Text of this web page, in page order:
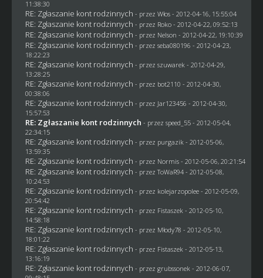
11:38:30
RE: Zgłaszanie kont rodzinnych - przez Włos- 2012-04-16, 15:55:04
RE: Zgłaszanie kont rodzinnych - przez Roko- 2012-04-22, 09:52:13
RE: Zgłaszanie kont rodzinnych - przez Nelson - 2012-04-22, 19:10:39
RE: Zgłaszanie kont rodzinnych - przez seba080196 - 2012-04-23,
18:22:23
RE: Zgłaszanie kont rodzinnych - przez szuwarek- 2012-04-29,
13:28:25
RE: Zgłaszanie kont rodzinnych - przez bot2110 - 2012-04-30,
00:38:06
RE: Zgłaszanie kont rodzinnych - przez Jar123456 - 2012-04-30,
15:57:53
RE: Zgłaszanie kont rodzinnych - przez speed_55 - 2012-05-04,
22:34:15
RE: Zgłaszanie kont rodzinnych - przez purgazik- 2012-05-06,
13:59:35
RE: Zgłaszanie kont rodzinnych - przez Normis- 2012-05-06, 20:21:54
RE: Zgłaszanie kont rodzinnych - przezToWaR94- 2012-05-08,
10:24:53
RE: Zgłaszanie kont rodzinnych - przez kolejarzopolee- 2012-05-09,
20:54:42
RE: Zgłaszanie kont rodzinnych - przez Fistaszek- 2012-05-10,
14:58:18
RE: Zgłaszanie kont rodzinnych - przez Młody78 - 2012-05-10,
18:01:22
RE: Zgłaszanie kont rodzinnych - przez Fistaszek- 2012-05-13,
13:16:19
RE: Zgłaszanie kont rodzinnych - przez grubssonek- 2012-06-07,